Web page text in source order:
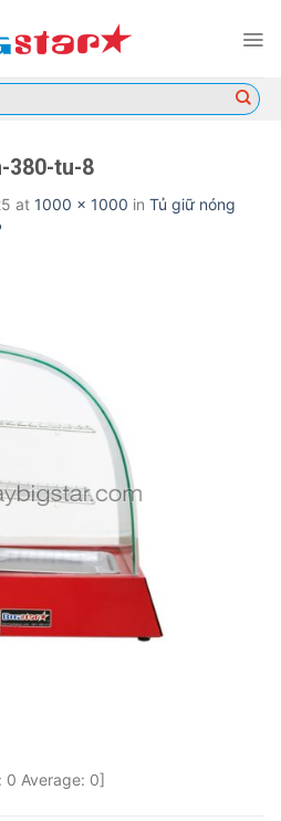
380-tu-8
at 1000 × 1000 in Tủ giữ nóng
0 Average: 0]